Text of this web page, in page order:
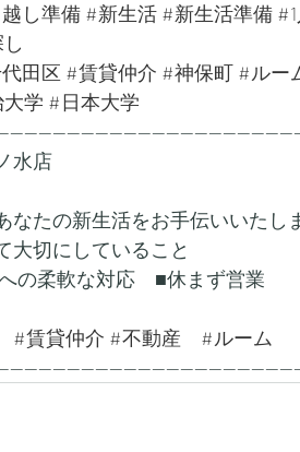
し準備 #新生活 #新生活準備
田区 #賃貸仲介 #神保町 #ルー
学 #日本大学
水店
たの新生活をお手伝いいたし
大切にしていること
の柔軟な対応　■休まず営業
#賃貸仲介 #不動産
#ルーム